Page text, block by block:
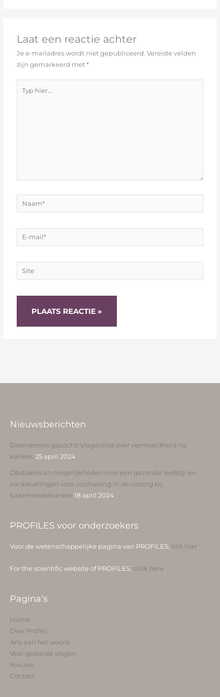
Laat een reactie achter
Je e-mailadres wordt niet gepubliceerd. Vereiste velden
zijn gemarkeerd met*
hier...
Naam*
E-
mail*
Site
Nieuwsberichten
Deelnemers gezocht! Vragenlijst over vermoeidheid na
kanker. 25 april 2024
Obstakels en mogelijkheden voor een gezonde leefstijl en
aanbevelingen voor counseling in de nazorg bij
baarmoederkanker 18 april 2024
PROFILES voor onderzoekers
Voor de wetenschappelijke pagina van PROFILES, klik hier
For the scientific website of PROFILES, click here.
Pagina’s
Home
Over Profiel
Arts aan het woord
Veel gestelde vragen
Nieuws
Contact